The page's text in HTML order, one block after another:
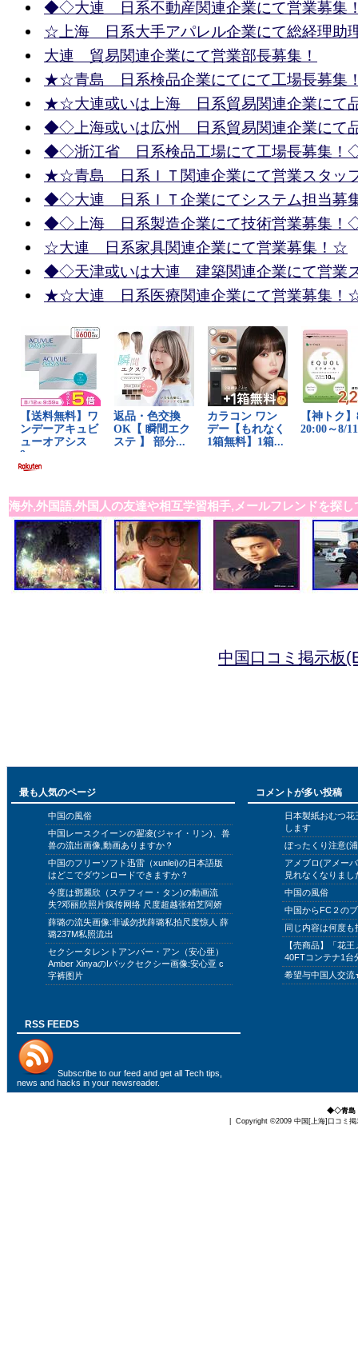
◆◇大連 日系不動産関連企業にて営業募
☆上海 日系大手アパレル企業にて総経理助
大連 貿易関連企業にて営業部長募集！
★☆青島 日系検品企業にてにて工場長募
★☆大連或いは上海 日系貿易関連企業にて
◆◇上海或いは広州 日系貿易関連企業にて
◆◇浙江省 日系検品工場にて工場長募集
★☆青島 日系ＩＴ関連企業にて営業スタッ
◆◇大連 日系ＩＴ企業にてシステム担当
◆◇上海 日系製造企業にて技術営業募集
☆大連 日系家具関連企業にて営業募集！☆
◆◇天津或いは大連 建築関連企業にて営業
★☆大連 日系医療関連企業にて営業募集
海外,外国語,外国人の友達や相互学習相手,メールフレンドを探し
中国口コミ掲示板
最も人気のページ
中国の風俗
中国レースクイーンの翟凌(ジャイ・リン)、兽
兽の流出画像,動画ありますか？
中国のフリーソフト迅雷（xunlei)の日本語版
はどこでダウンロードできますか？
今度は鄧麗欣（ステフィー・タン)の動画流
失?邓丽欣照片疯传网络 尺度超越张柏芝阿娇
薛璐の流失画像:非诚勿扰薛璐私拍尺度惊人 薛
璐237M私照流出
セクシータレントアンバー・アン（安心亜）
Amber XinyaのIバックセクシー画像:安心亚 c
字裤图片
コメントが多い投稿
日本製紙おむつ
します
ぼったくり注意(
アメブロ(アメー
見れなくなりまし
中国の風俗
中国からFC２の
同じ内容は何度
【売商品】「花
40FTコンテナ1台
希望与中国人交
RSS FEEDS
Subscribe to our feed and get all Tech tips,
news and hacks in your newsreader.
◆◇青島
| Copyright ©2009 中国[上海]口コミ掲